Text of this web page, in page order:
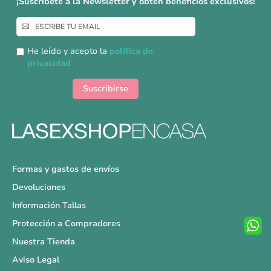
Inscríbase
a
nuestro
boletín
He leído y acepto la política de
privacidad
Suscribirse
Formas y gastos de envíos
Devoluciones
Información Tallas
Protección a Compradores
Nuestra Tienda
Aviso Legal